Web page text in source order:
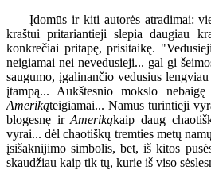
Įdomūs ir kiti autorės atradimai:
kraštui pritariantieji slepia daugiau
konkrečiai pritapę, prisitaikę.
neigiamai nei nevedusieji... gal gi
saugumo, įgalinančio vedusius
įtampą... Aukštesnio mokslo nebaigę
Amerikąteigiamai... Namus turintieji
blogesnę irAmerikąkaip daug
vyrai... dėl chaotiškų tremties metų
įsišaknijimo simbolis, bet, iš kitos
skaudžiau kaip tik tų, kurie iš viso